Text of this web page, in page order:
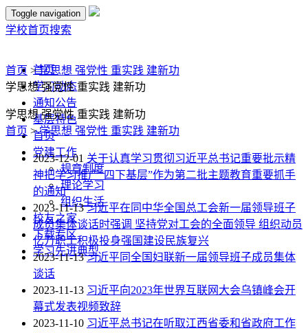
Toggle navigation
学校首页搜索
首页
学习动态
通知公告
基层特色
首页
党建工作
规章制度
理论学习
组织生活
校友之家
下载专区
学习先进典型
首页 >学思想 强党性 重实践 建新功
学思想 强党性 重实践 建新功
学思想 强党性 重实践 建新功
首页 >学思想 强党性 重实践 建新功
2023-12-01 关于认真学习贯彻习近平总书记重要批示精
神把学习推广“四下基层”作为第二批主题教育重要抓手
的通知
2023-11-13 习近平在同中华全国总工会新一届领导班子
成员集体谈话时强调 坚持党对工会的全面领导 组织动员
亿万职工积极投身强国建设民族复兴
2023-11-13 习近平同全国妇联新一届领导班子成员集体
谈话
2023-11-13 习近平向2023年世界互联网大会乌镇峰会开
幕式发表视频致辞
2023-11-10 习近平总书记在听取江西省委和省政府工作